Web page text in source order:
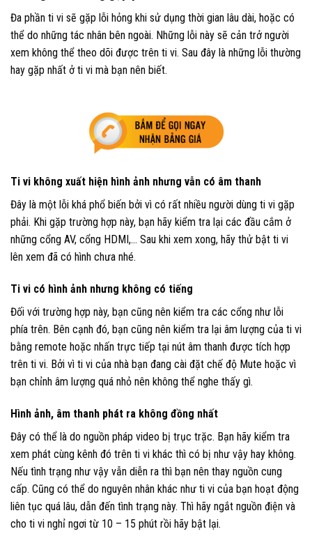
Đa phần ti vi sẽ gặp lỗi hỏng khi sử dụng thời gian lâu dài, hoặc có
thể do những tác nhân bên ngoài. Những lỗi này sẽ cản trở người
xem không thể theo dõi được trên ti vi. Sau đây là những lỗi thường
hay gặp nhất ở ti vi mà bạn nên biết.
Ti vi không xuất hiện hình ảnh nhưng vẫn có âm thanh
Đây là một lỗi khá phổ biến bởi vì có rất nhiều người dùng ti vi gặp
phải. Khi gặp trường hợp này, bạn hãy kiểm tra lại các đầu cắm ở
những cổng AV, cổng HDMI,… Sau khi xem xong, hãy thử bật ti vi
lên xem đã có hình chưa nhé.
Ti vi có hình ảnh nhưng không có tiếng
Đối với trường hợp này, bạn cũng nên kiểm tra các cổng như lỗi
phía trên. Bên cạnh đó, bạn cũng nên kiểm tra lại âm lượng của ti vi
bằng remote hoặc nhấn trực tiếp tại nút âm thanh được tích hợp
trên ti vi. Bởi vì ti vi của nhà bạn đang cài đặt chế độ Mute hoặc vì
bạn chỉnh âm lượng quá nhỏ nên không thể nghe thấy gì.
Hình ảnh, âm thanh phát ra không đồng nhất
Đây có thể là do nguồn pháp video bị trục trặc. Bạn hãy kiểm tra
xem phát cùng kênh đó trên ti vi khác thì có bị như vậy hay không.
Nếu tình trạng như vậy vẫn diễn ra thì bạn nên thay nguồn cung
cấp. Cũng có thể do nguyên nhân khác như ti vi của bạn hoạt động
liên tục quá lâu, dẫn đến tình trạng này. Thì hãy ngắt nguồn điện và
cho ti vi nghỉ ngơi từ 10 – 15 phút rồi hãy bật lại.